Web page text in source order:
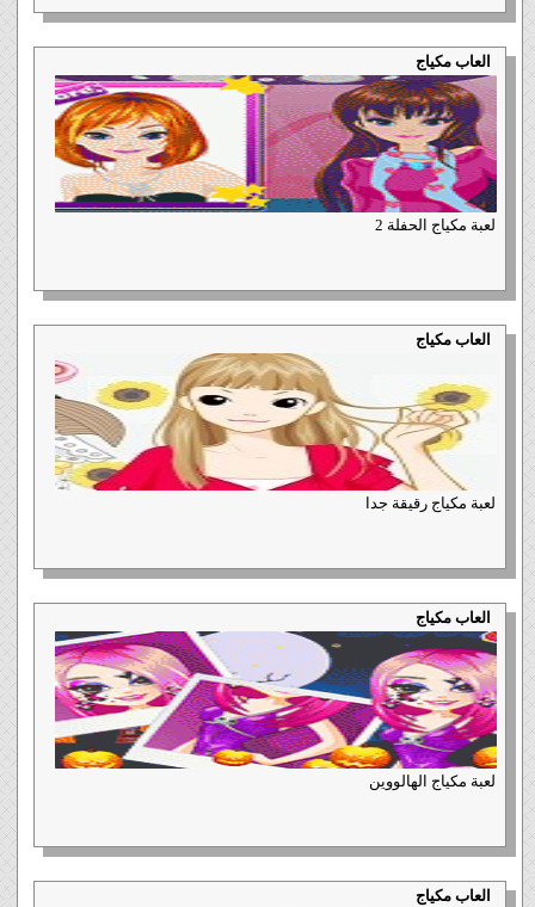
العاب مكياج
لعبة مكياج الحفلة 2
العاب مكياج
لعبة مكياج رقيقة جدا
العاب مكياج
لعبة مكياج الهالووين
العاب مكياج